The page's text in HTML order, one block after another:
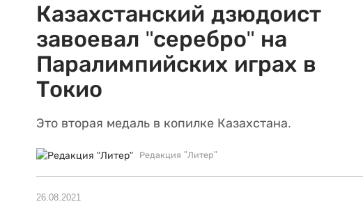
Казахстанский дзюдоист
завоевал "серебро" на
Паралимпийских играх в
Токио
Это вторая медаль в копилке Казахстана.
Редакция "Литер"
26.08.2021